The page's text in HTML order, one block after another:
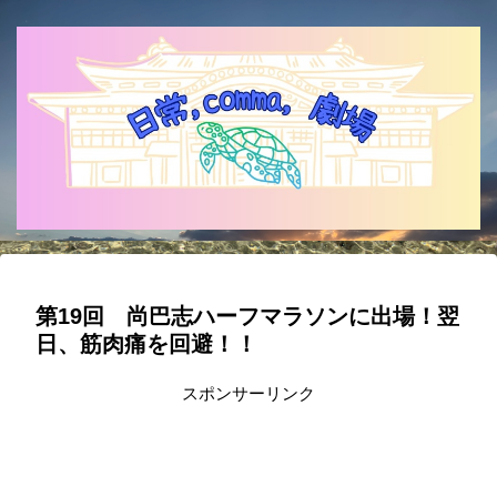
第19回 尚巴志ハーフマラソンに出場！翌
日、筋肉痛を回避！！
スポンサーリンク